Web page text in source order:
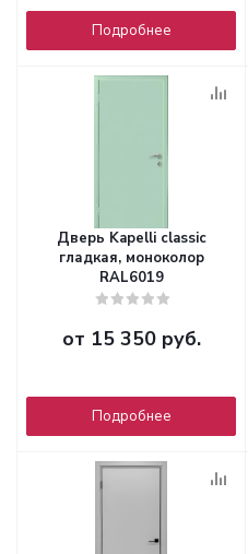
Подробнее
Дверь Kapelli classic
гладкая, моноколор
RAL6019
от 15 350 руб.
Подробнее